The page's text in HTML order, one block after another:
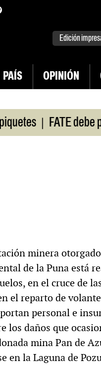
Edición
PAÍS OPINIÓN
| FATE debe
minera
de la Puna está
en el cruce de
el reparto de
personal e
los daños que
mina Pan de
la Laguna de